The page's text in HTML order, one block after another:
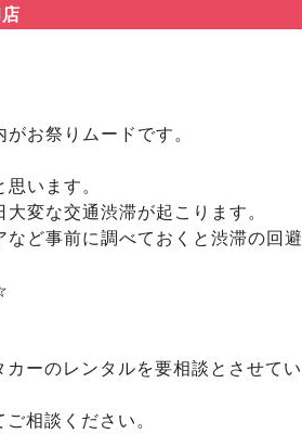
お祭りムードです。
います。
変な交通渋滞が起こります。
ど事前に調べておくと渋滞の回避
ーのレンタルを要相談とさせてい
相談ください。